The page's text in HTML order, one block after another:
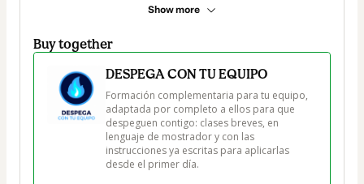
Show more
Buy together
DESPEGA CON TU EQUIPO
Formación complementaria para tu equipo,
adaptada por completo a ellos para que
despeguen contigo: clases breves, en
lenguaje de mostrador y con las
instrucciones ya escritas para aplicarlas
desde el primer día.